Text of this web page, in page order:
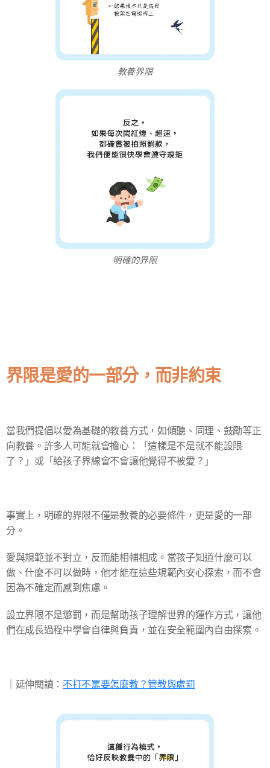
教養界限
明確的界限
界限是愛的一部分，而非約束
當我們提倡以愛為基礎的教養方式，如傾聽、同理、鼓勵等正
向教養。許多人可能就會擔心：「這樣是不是就不能設限
了？」或「給孩子界線會不會讓他覺得不被愛？」
事實上，明確的界限不僅是教養的必要條件，更是愛的一部
分。
愛與規範並不對立，反而能相輔相成。當孩子知道什麼可以
做、什麼不可以做時，他才能在這些規範內安心探索，而不會
因為不確定而感到焦慮。
設立界限不是懲罰，而是幫助孩子理解世界的運作方式，讓他
們在成長過程中學會自律與負責，並在安全範圍內自由探索。
​｜延伸閱讀： 不打不罵要怎麼教？管教與處罰